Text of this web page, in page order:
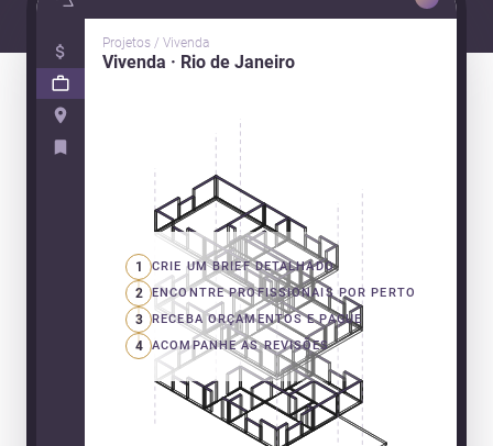
Projetos / Vivenda
Vivenda · Rio de Janeiro
1 CRIE UM BRIEF DETALHADO
2 ENCONTRE PROFISSIONAIS POR PERTO
3 RECEBA ORÇAMENTOS E PAGUE
4 ACOMPANHE AS REVISÕES